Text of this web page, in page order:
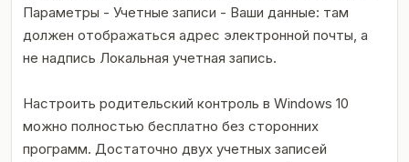
Параметры - Учетные записи - Ваши данные: там
должен отображаться адрес электронной почты, а
не надпись Локальная учетная запись.
Настроить родительский контроль в Windows 10
можно полностью бесплатно без сторонних
программ. Достаточно двух учетных записей